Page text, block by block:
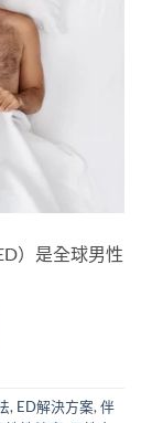
）是全球男性
, ED解決方案,伴